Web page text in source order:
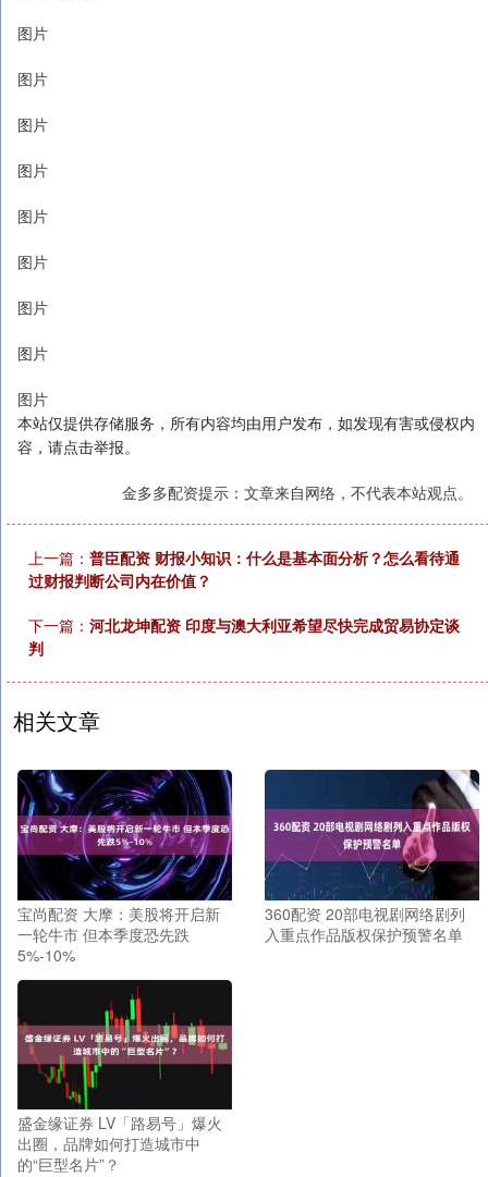
图片
图片
图片
图片
图片
图片
图片
图片
图片
本站仅提供存储服务，所有内容均由用户发布，如发现有害或侵权内
容，请点击举报。
金多多配资提示：文章来自网络，不代表本站观点。
上一篇： 普臣配资 财报小知识：什么是基本面分析？怎么看待通
过财报判断公司内在价值？
下一篇： 河北龙坤配资 印度与澳大利亚希望尽快完成贸易协定谈
判
相关文章
宝尚配资 大摩：美股将开启新
一轮牛市 但本季度恐先跌
5%-10%
360配资 20部电视剧网络剧列
入重点作品版权保护预警名单
盛金缘证券 LV「路易号」爆火
出圈，品牌如何打造城市中
的“巨型名片”？